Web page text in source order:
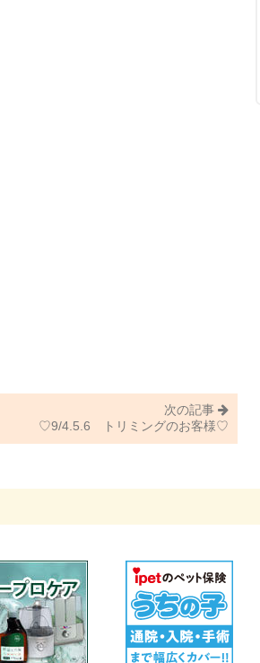
次の記事
♡9/4.5.6 トリミングのお客様♡